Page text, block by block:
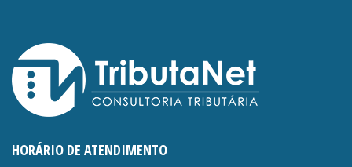
HORÁRIO DE ATENDIMENTO